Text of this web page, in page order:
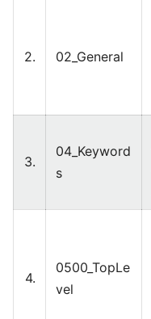
2. 02_General
3.
04_Keyword
s
4.
0500_TopLe
vel